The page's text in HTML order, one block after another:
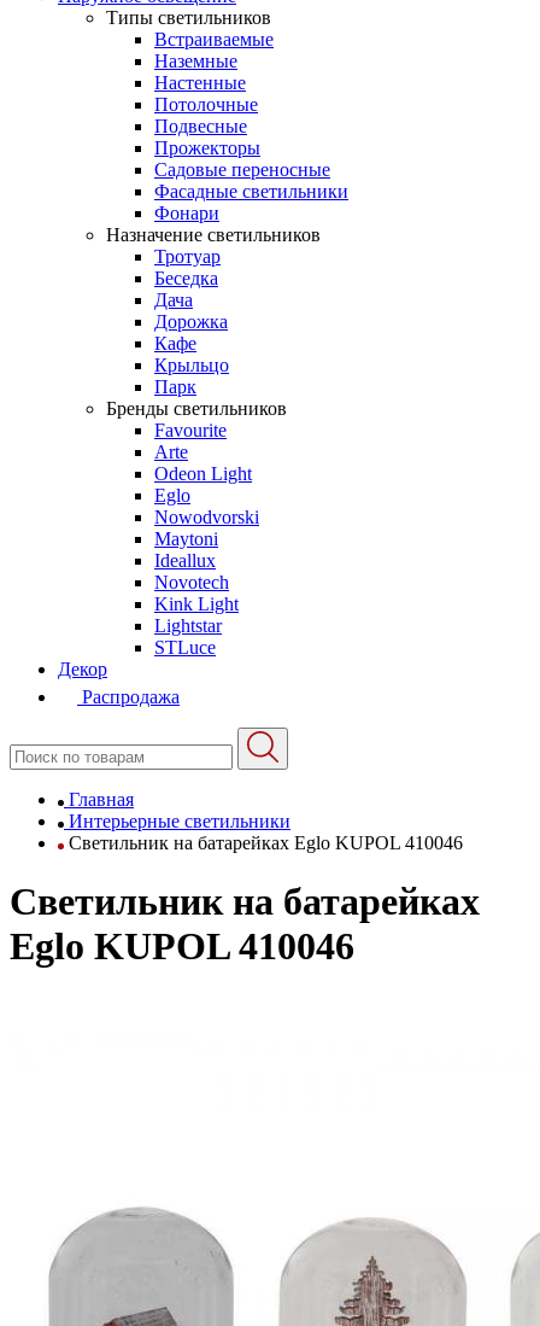
Типы светильников
Встраиваемые
Наземные
Настенные
Потолочные
Подвесные
Прожекторы
Садовые переносные
Фасадные светильники
Фонари
Назначение светильников
Тротуар
Беседка
Дача
Дорожка
Кафе
Крыльцо
Парк
Бренды светильников
Favourite
Arte
Odeon Light
Eglo
Nowodvorski
Maytoni
Ideallux
Novotech
Kink Light
Lightstar
STLuce
Декор
Распродажа
Главная
Интерьерные светильники
Светильник на батарейках Eglo KUPOL 410046
Светильник на батарейках
Eglo KUPOL 410046